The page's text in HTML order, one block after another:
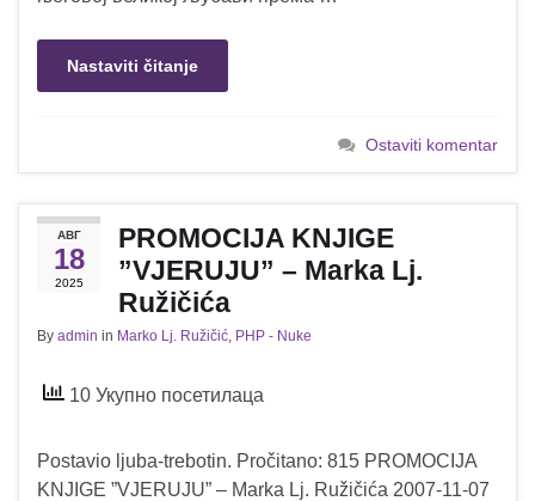
Nastaviti čitanje
Ostaviti komentar
АВГ
18
2025
PROMOCIJA KNJIGE
”VJERUJU” – Marka Lj.
Ružičića
By admin in Marko Lj. Ružičić, PHP - Nuke
10 Укупно посетилаца
Postavio ljuba-trebotin. Pročitano: 815 PROMOCIJA
KNJIGE ”VJERUJU” – Marka Lj. Ružičića 2007-11-07